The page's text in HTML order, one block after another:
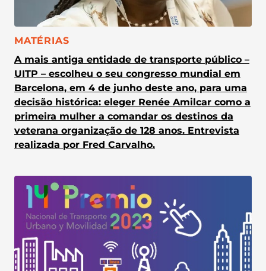
CATEGORIA:
MATÉRIAS
A mais antiga entidade de transporte público –
UITP – escolheu o seu congresso mundial em
Barcelona, em 4 de junho deste ano, para uma
decisão histórica: eleger Renée Amilcar como a
primeira mulher a comandar os destinos da
veterana organização de 128 anos. Entrevista
realizada por Fred Carvalho.